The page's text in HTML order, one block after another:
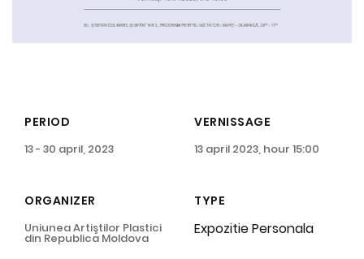
PERIOD
13 - 30 april, 2023
VERNISSAGE
13 april 2023, hour 15:00
ORGANIZER
Uniunea Artiştilor Plastici
din Republica Moldova
TYPE
Expozitie Personala